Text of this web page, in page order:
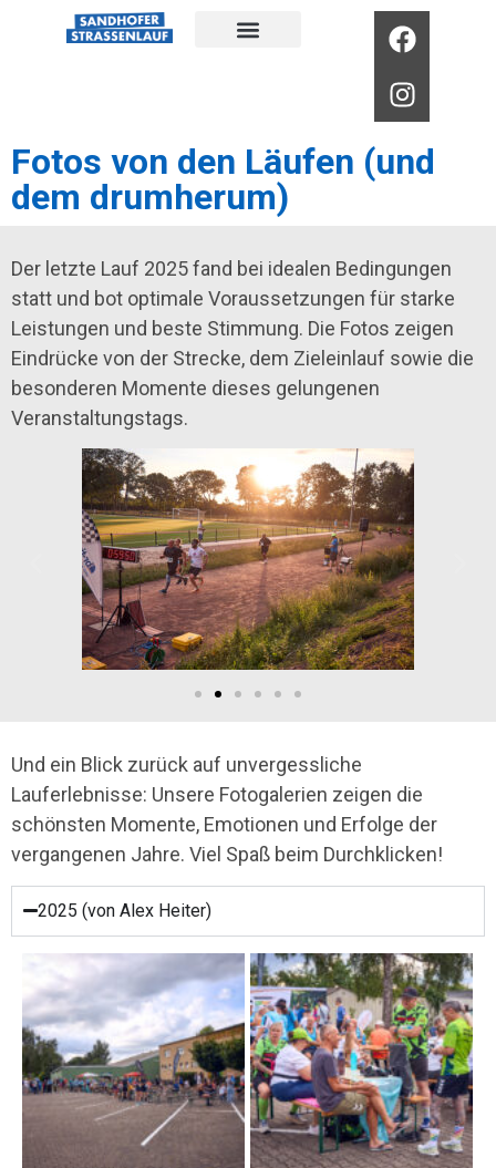
Fotos von den Läufen (und
dem drumherum)
Der letzte Lauf 2025 fand bei idealen Bedingungen
statt und bot optimale Voraussetzungen für starke
Leistungen und beste Stimmung. Die Fotos zeigen
Eindrücke von der Strecke, dem Zieleinlauf sowie die
besonderen Momente dieses gelungenen
Veranstaltungstags.
Und ein Blick zurück auf unvergessliche
Lauferlebnisse: Unsere Fotogalerien zeigen die
schönsten Momente, Emotionen und Erfolge der
vergangenen Jahre. Viel Spaß beim Durchklicken!
2025 (von Alex Heiter)